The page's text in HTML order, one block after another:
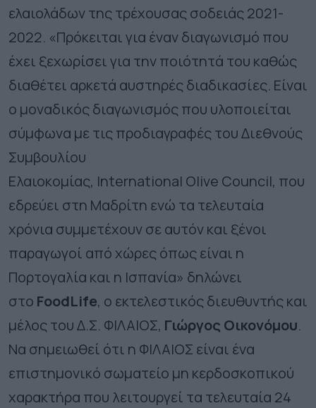
ελαιολάδων της τρέχουσας σοδειάς 2021-
2022. «Πρόκειται για έναν διαγωνισμό που
έχει ξεχωρίσει για την ποιότητά του καθώς
διαθέτει αρκετά αυστηρές διαδικασίες. Είναι
ο μοναδικός διαγωνισμός που υλοποιείται
σύμφωνα με τις προδιαγραφές του Διεθνούς
Συμβουλίου
Ελαιοκομίας, International Olive Council, που
εδρεύει στη Μαδρίτη ενώ τα τελευταία
χρόνια συμμετέχουν σε αυτόν και ξένοι
παραγωγοί από χώρες όπως είναι η
Πορτογαλία και η Ισπανία» δηλώνει
στο FoodLife, ο εκτελεστικός διευθυντής και
μέλος του Δ.Σ. ΦΙΛΑΙΟΣ, Γιώργος Οικονόμου.
Να σημειωθεί ότι η ΦΙΛΑΙΟΣ είναι ένα
επιστημονικό σωματείο μη κερδοσκοπικού
χαρακτήρα που λειτουργεί τα τελευταία 24